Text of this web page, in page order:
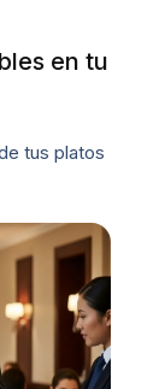
en tu
tus platos